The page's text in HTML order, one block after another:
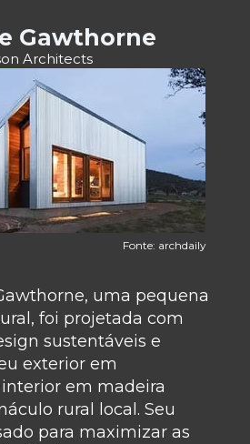
Gawthorne
Fonte: archdaily
Architects
uma pequena
foi projetada com
sustentáveis e
exterior em
em madeira
rural local. Seu
para maximizar as